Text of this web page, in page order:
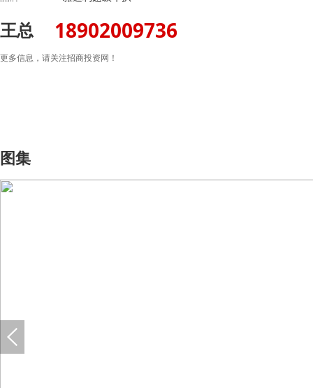
王总 18902009736
更多信息，请关注招商投资网！
图集